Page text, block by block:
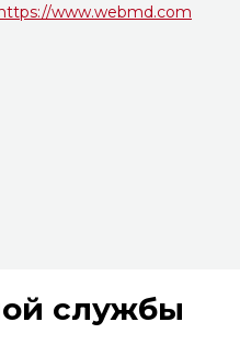
www.webmd.com
службы